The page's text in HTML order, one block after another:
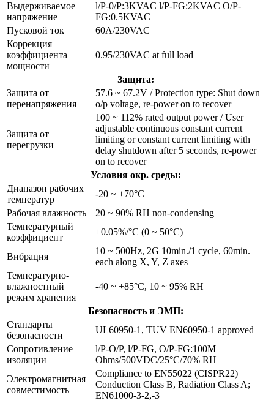
Выдерживаемое
напряжение
l/P-0/P:3KVAC l/P-FG:2KVAC O/P-
FG:0.5KVAC
Пусковой ток
60A/230VAC
Коррекция
коэффициента
мощности
0.95/230VAC at full load
Защита:
Защита от
перенапряжения
57.6 ~ 67.2V / Protection type: Shut down
o/p voltage, re-power on to recover
Защита от
перегрузки
100 ~ 112% rated output power / User
adjustable continuous constant current
limiting or constant current limiting with
delay shutdown after 5 seconds, re-power
on to recover
Условия окр. среды:
Диапазон рабочих
температур
-20 ~ +70°C
Рабочая влажность
20 ~ 90% RH non-condensing
Температурный
коэффициент
±0.05%/°C (0 ~ 50°C)
Вибрация
10 ~ 500Hz, 2G 10min./1 cycle, 60min.
each along X, Y, Z axes
Температурно-
влажностный
режим хранения
-40 ~ +85°C, 10 ~ 95% RH
Безопасность и ЭМП:
Стандарты
безопасности
UL60950-1, TUV EN60950-1 approved
Сопротивление
изоляции
l/P-O/P, l/P-FG, O/P-FG:100M
Ohms/500VDC/25°C/70% RH
Электромагнитная
совместимость
Compliance to EN55022 (CISPR22)
Conduction Class B, Radiation Class A;
EN61000-3-2,-3